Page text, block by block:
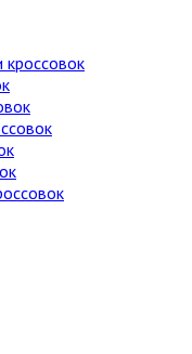
кроссовок